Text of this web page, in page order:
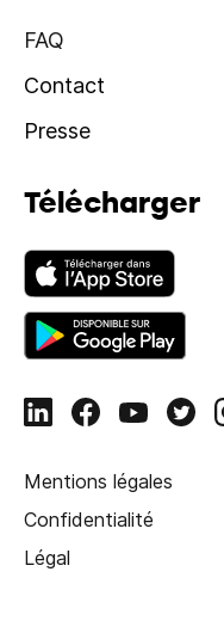
FAQ
Contact
Presse
Télécharger
Mentions légales
Confidentialité
Légal